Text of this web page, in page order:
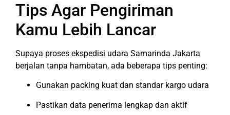
Tips Agar Pengiriman
Kamu Lebih Lancar
Supaya proses ekspedisi udara Samarinda Jakarta
berjalan tanpa hambatan, ada beberapa tips penting:
Gunakan packing kuat dan standar kargo udara
Pastikan data penerima lengkap dan aktif